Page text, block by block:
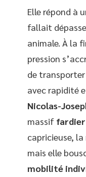
Elle répond à
fallait
animale. À la
pression
de
avec rapidité
Nicolas-
massif fardier
capricieuse, la
mais elle
mobilité